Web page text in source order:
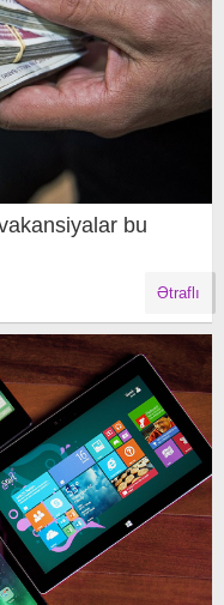
bu
Ətraflı